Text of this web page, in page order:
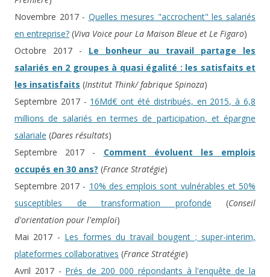
Novembre 2017 - Quelles mesures "accrochent" les salariés
en entreprise? (Viva Voice pour La Maison Bleue et Le Figaro)
Octobre 2017 - Le bonheur au travail partage les
salariés en 2 groupes à quasi égalité : les satisfaits et
les insatisfaits (Institut Think/ fabrique Spinoza)
Septembre 2017 - 16Md€ ont été distribués, en 2015, à 6,8
millions de salariés en termes de participation, et épargne
salariale (Dares résultats)
Septembre 2017 - Comment évoluent les emplois
occupés en 30 ans? (France Stratégie)
Septembre 2017 - 10% des emplois sont vulnérables et 50%
susceptibles de transformation profonde (Conseil
d'orientation pour l'emploi)
Mai 2017 - Les formes du travail bougent ; super-interim,
plateformes collaboratives (France Stratégie)
Avril 2017 - Prés de 200 000 répondants à l'enquête de la